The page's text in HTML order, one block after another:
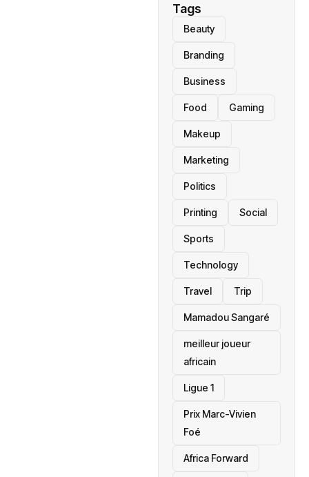
Tags
Beauty
Branding
Business
Food Gaming
Makeup
Marketing
Politics
Printing Social
Sports
Technology
Travel Trip
Mamadou Sangaré
meilleur joueur
africain
Ligue 1
Prix Marc-Vivien
Foé
‎Africa Forward